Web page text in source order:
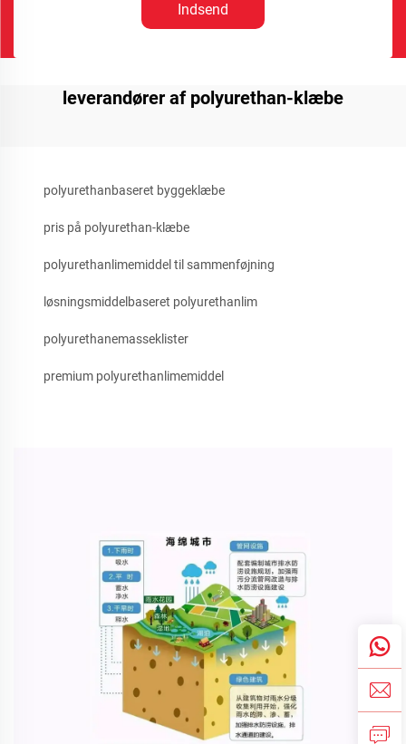
Indsend
leverandører af polyurethan-klæbe
polyurethanbaseret byggeklæbe
pris på polyurethan-klæbe
polyurethanlimemiddel til sammenføjning
løsningsmiddelbaseret polyurethanlim
polyurethanemasseklister
premium polyurethanlimemiddel